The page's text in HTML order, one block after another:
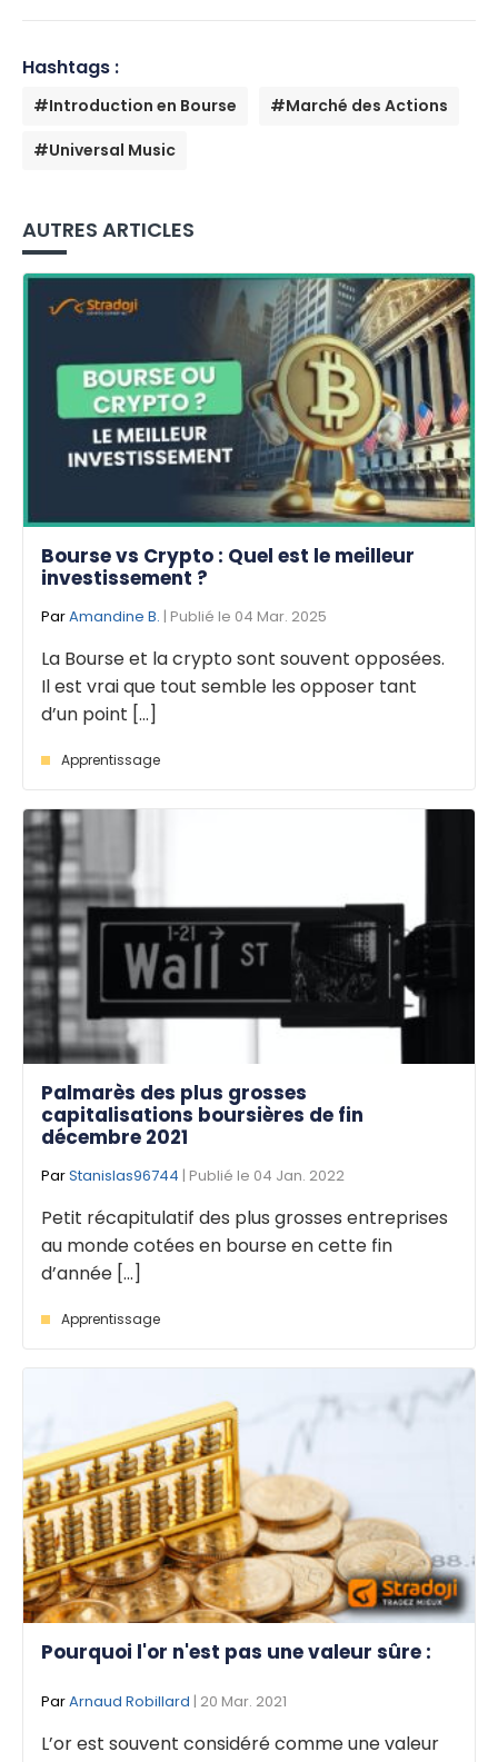
Hashtags :
#Introduction en Bourse
#Marché des Actions
#Universal Music
AUTRES ARTICLES
Bourse vs Crypto : Quel est le meilleur
investissement ?
ParAmandine B. | Publié le 04 Mar. 2025
La Bourse et la crypto sont souvent opposées.
Il est vrai que tout semble les opposer tant
d’un point [...]
Apprentissage
Palmarès des plus grosses
capitalisations boursières de fin
décembre 2021
ParStanislas96744 | Publié le 04 Jan. 2022
Petit récapitulatif des plus grosses entreprises
au monde cotées en bourse en cette fin
d’année [...]
Apprentissage
Pourquoi l'or n'est pas une valeur sûre :
ParArnaud Robillard | 20 Mar. 2021
L’or est souvent considéré comme une valeur